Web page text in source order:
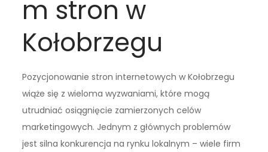
m stron w
Kołobrzegu
Pozycjonowanie stron internetowych w Kołobrzegu
wiąże się z wieloma wyzwaniami, które mogą
utrudniać osiągnięcie zamierzonych celów
marketingowych. Jednym z głównych problemów
jest silna konkurencja na rynku lokalnym – wiele firm